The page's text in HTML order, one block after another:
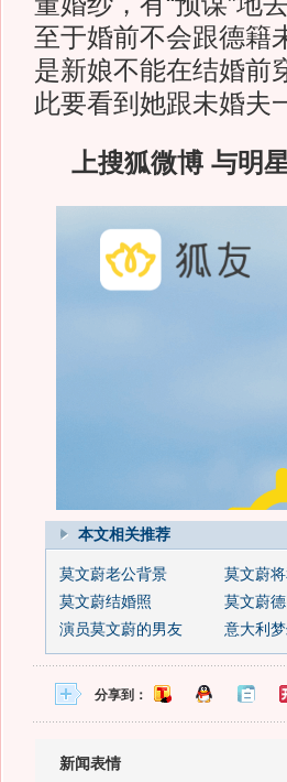
至于婚前不会跟德籍
是新娘不能在结婚前
此要看到她跟未婚夫
上搜狐微博 与明
本文相关推荐
莫文蔚老公背景 莫文蔚
莫文蔚结婚照
莫文蔚
演员莫文蔚的男友
意大利
分享到：
新闻表情